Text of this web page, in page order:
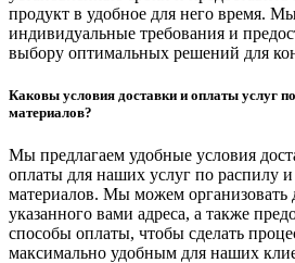
продукт в удобное для него время.
индивидуальные требования и
выбору оптимальных решений для
Каковы условия доставки и оплаты услуг
материалов?
Мы предлагаем удобные условия
оплаты для наших услуг по распилу
материалов. Мы можем организовать
указанного вами адреса, а также
способы оплаты, чтобы сделать
максимально удобным для наших